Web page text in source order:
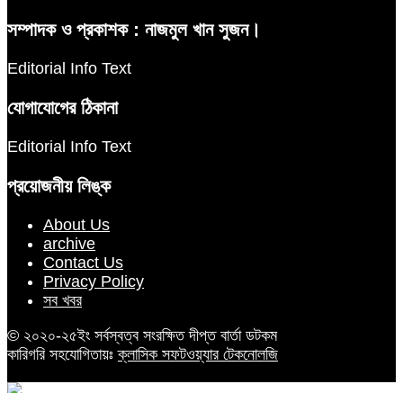
সম্পাদক ও প্রকাশক : নাজমুল খান সুজন।
Editorial Info Text
যোগাযোগের ঠিকানা
Editorial Info Text
প্রয়োজনীয় লিঙ্ক
About Us
archive
Contact Us
Privacy Policy
সব খবর
© ২০২০-২৫ইং সর্বস্বত্ব সংরক্ষিত দীপ্ত বার্তা ডটকম
কারিগরি সহযোগিতায়ঃক্লাসিক সফটওয়্যার টেকনোলজি